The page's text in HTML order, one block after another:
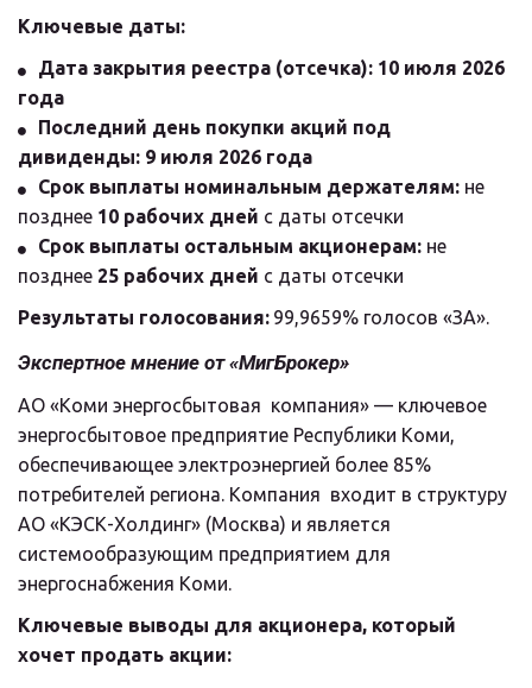
Ключевые даты:
Дата закрытия реестра (отсечка): 10 июля 2026
года
Последний день покупки акций под
дивиденды: 9 июля 2026 года
Срок выплаты номинальным держателям: не
позднее 10 рабочих дней с даты отсечки
Срок выплаты остальным акционерам: не
позднее 25 рабочих дней с даты отсечки
Результаты голосования: 99,9659% голосов «ЗА».
Экспертное мнение от «МигБрокер»
АО «Коми энергосбытовая  компания» — ключевое
энергосбытовое предприятие Республики Коми,
обеспечивающее электроэнергией более 85%
потребителей региона. Компания  входит в структуру
АО «КЭСК-Холдинг» (Москва) и является
системообразующим предприятием для
энергоснабжения Коми.
Ключевые выводы для акционера, который
хочет продать акции: